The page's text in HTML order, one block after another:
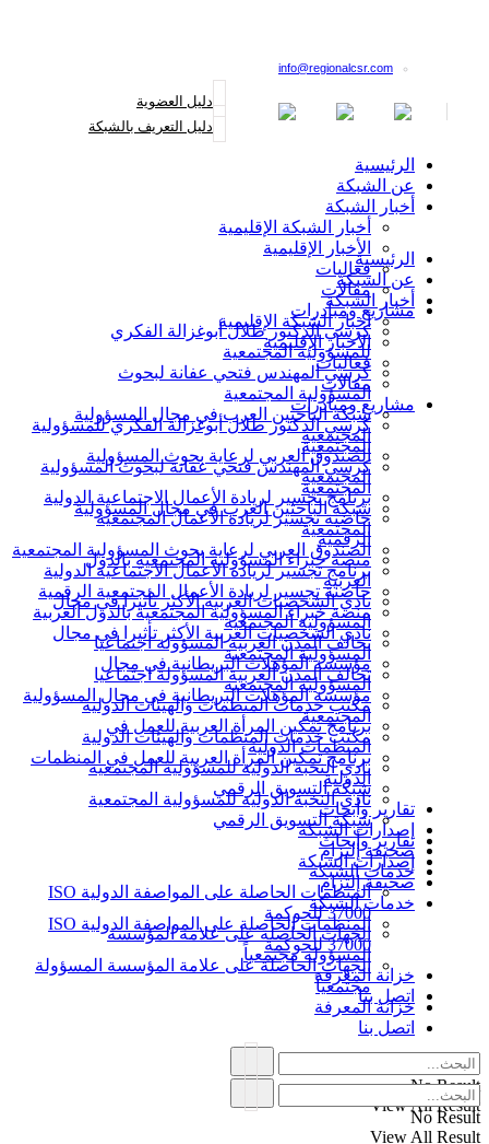
info@regionalcsr.com
دليل العضوية
دليل التعريف بالشبكة
الرئيسية
عن الشبكة
أخبار الشبكة
أخبار الشبكة الإقليمية
الأخبار الإقليمية
فعاليات
مقالات
مشاريع ومبادرات
كرسي الدكتور طلال أبوغزالة الفكري
للمسؤولية المجتمعية
كرسي المهندس فتحي عفانة لبحوث
المسؤولية المجتمعية
شبكة الباحثين العرب في مجال المسؤولية
المجتمعية
الصندوق العربي لرعاية بحوث المسؤولية
المجتمعية
برنامج تجسير لريادة الأعمال الاجتماعية الدولية
حاضنة تجسير لريادة الأعمال المجتمعية
الرقمية
منصة خبراء المسؤولية المجتمعية بالدول
العربية
نادي الشخصيات العربية الأكثر تأثيرا في مجال
المسؤولية المجتمعية
تحالف المدن العربية المسؤولة اجتماعيا
مؤسسة المؤهلات البريطانية في مجال
المسؤولية المجتمعية
مكتب خدمات المنظمات والهيئات الدولية
برنامج تمكين المرأة العربية للعمل في
المنظمات الدولية
نادي النخبة الدولية للمسؤولية المجتمعية
شبكة التسويق الرقمي
تقارير وأبحاث
إصدارات الشبكة
صحيفة إلتزام
خدمات الشبكة
المنظمات الحاصلة على المواصفة الدولية ISO
37000 للحوكمة
الجهات الحاصلة على علامة المؤسسة
المسؤولة مجتمعياً
خزانة المعرفة
اتصل بنا
No Result
View All Result
الرئيسية
عن الشبكة
أخبار الشبكة
أخبار الشبكة الإقليمية
الأخبار الإقليمية
فعاليات
مقالات
مشاريع ومبادرات
كرسي الدكتور طلال أبوغزالة الفكري للمسؤولية
المجتمعية
كرسي المهندس فتحي عفانة لبحوث المسؤولية
المجتمعية
شبكة الباحثين العرب في مجال المسؤولية
المجتمعية
الصندوق العربي لرعاية بحوث المسؤولية المجتمعية
برنامج تجسير لريادة الأعمال الاجتماعية الدولية
حاضنة تجسير لريادة الأعمال المجتمعية الرقمية
منصة خبراء المسؤولية المجتمعية بالدول العربية
نادي الشخصيات العربية الأكثر تأثيرا في مجال
المسؤولية المجتمعية
تحالف المدن العربية المسؤولة اجتماعيا
مؤسسة المؤهلات البريطانية في مجال المسؤولية
المجتمعية
مكتب خدمات المنظمات والهيئات الدولية
برنامج تمكين المرأة العربية للعمل في المنظمات
الدولية
نادي النخبة الدولية للمسؤولية المجتمعية
شبكة التسويق الرقمي
تقارير وأبحاث
إصدارات الشبكة
صحيفة إلتزام
خدمات الشبكة
المنظمات الحاصلة على المواصفة الدولية ISO
37000 للحوكمة
الجهات الحاصلة على علامة المؤسسة المسؤولة
مجتمعياً
خزانة المعرفة
اتصل بنا
No Result
View All Result